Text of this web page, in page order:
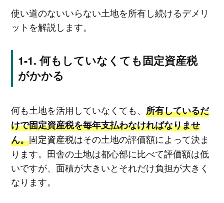
使い道のないいらない土地を所有し続けるデメリ
ットを解説します。
何もしていなくても固定資産税
がかかる
何も土地を活用していなくても、 所有しているだ
けで固定資産税を毎年支払わなければなりませ
ん。固定資産税はその土地の評価額によって決ま
ります。田舎の土地は都心部に比べて評価額は低
いですが、面積が大きいとそれだけ負担が大きく
なります。